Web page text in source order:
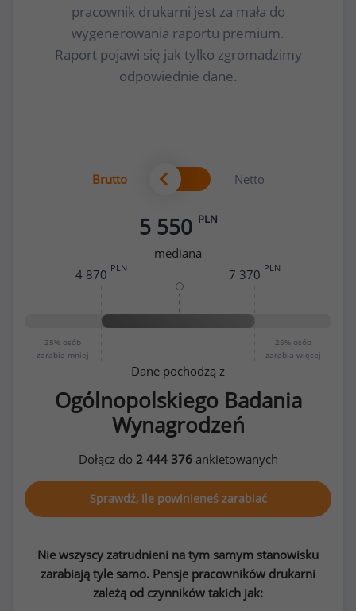
pracownik drukarni jest za mała do
wygenerowania raportu premium.
Raport pojawi się jak tylko zgromadzimy
odpowiednie dane.
Brutto Netto
5 550 PLN
mediana
25% osób
zarabia mniej
25% osób
zarabia więcej
4 870 PLN 7 370 PLN
Dane pochodzą z
Ogólnopolskiego Badania
Wynagrodzeń
Dołącz do 2 444 376ankietowanych
Sprawdź, ile powinieneś zarabiać
Nie wszyscy zatrudnieni na tym samym stanowisku
zarabiają tyle samo. Pensje pracowników drukarni
zależą od czynników takich jak: